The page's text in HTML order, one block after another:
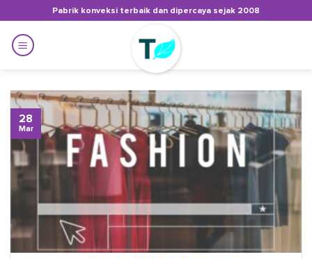
to
content
Pabrik konveksi terbaik dan dipercaya sejak 2008
28
Mar